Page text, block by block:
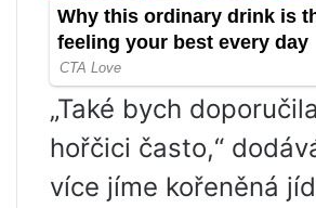
„Také bych
hořčici často,“
více jíme kořeněná